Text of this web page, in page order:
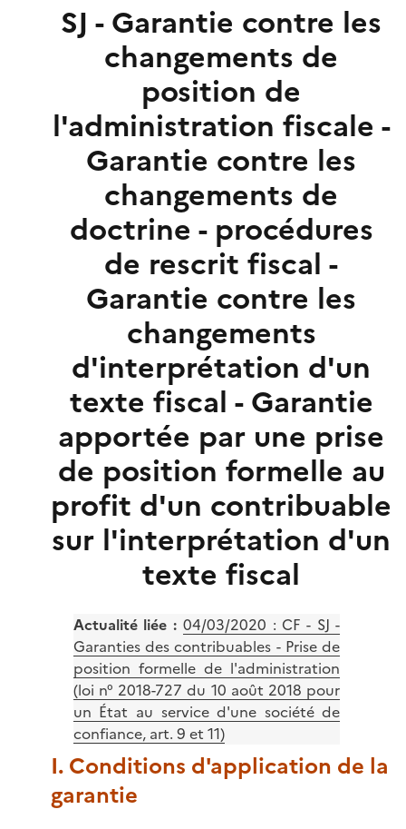
SJ - Garantie contre les
changements de
position de
l'administration fiscale -
Garantie contre les
changements de
doctrine - procédures
de rescrit fiscal -
Garantie contre les
changements
d'interprétation d'un
texte fiscal - Garantie
apportée par une prise
de position formelle au
profit d'un contribuable
sur l'interprétation d'un
texte fiscal
Actualité liée : 04/03/2020 : CF - SJ -
Garanties des contribuables - Prise de
position formelle de l'administration
(loi n° 2018-727 du 10 août 2018 pour
un État au service d'une société de
confiance, art. 9 et 11)
I. Conditions d'application de la
garantie